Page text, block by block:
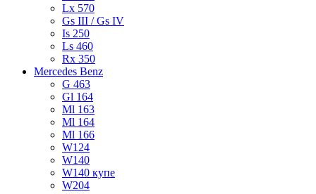
Lx 570
Gs III / Gs IV
Is 250
Ls 460
Rx 350
Mercedes Benz
G 463
Gl 164
Ml 163
Ml 164
Ml 166
W124
W140
W140 купе
W204